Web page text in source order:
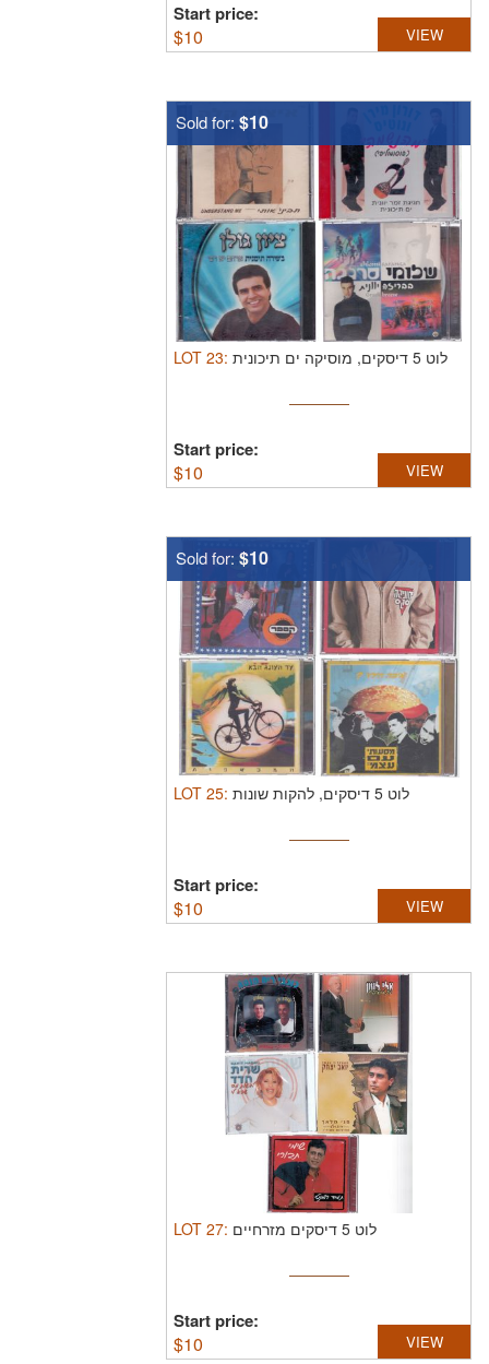
Start price:
$10 VIEW
Sold for: $10
LOT 23: לוט 5 דיסקים, מוסיקה ים תיכונית
Start price:
$10 VIEW
Sold for: $10
LOT 25: לוט 5 דיסקים, להקות שונות
Start price:
$10 VIEW
LOT 27: לוט 5 דיסקים מזרחיים
Start price:
$10 VIEW